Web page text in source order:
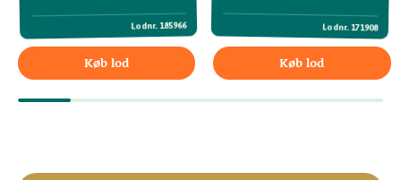
Lodnr. 185966
Vend
Køb lod
Lodnr. 171908
Vend
Køb lod